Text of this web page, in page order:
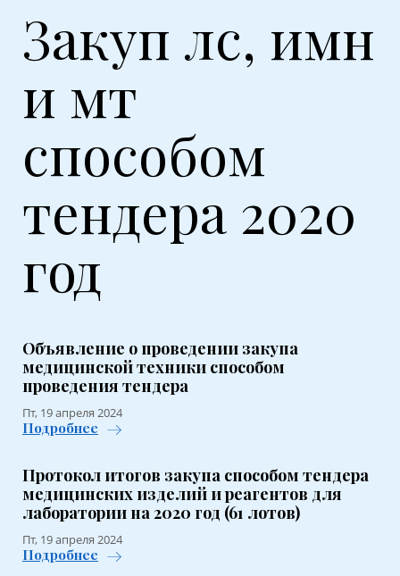
Закуп лс, имн
и мт
способом
тендера 2020
год
Объявление о проведении закупа
медицинской техники способом
проведения тендера
Пт, 19 апреля 2024
Подробнее
Протокол итогов закупа способом тендера
медицинских изделий и реагентов для
лаборатории на 2020 год (61 лотов)
Пт, 19 апреля 2024
Подробнее